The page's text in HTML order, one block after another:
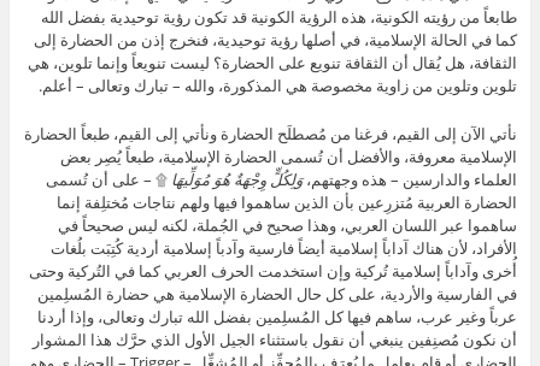
طابعاً من رؤيته الكونية، هذه الرؤية الكونية قد تكون رؤية توحيدية بفضل الله
كما في الحالة الإسلامية، في أصلها رؤية توحيدية، فنخرج إذن من الحضارة إلى
الثقافة، هل يُقال أن الثقافة تنويع على الحضارة؟ ليست تنويعاً وإنما تلوين، هي
تلوين وتلوين من زاوية مخصوصة هي المذكورة، والله – تبارك وتعالى – أعلم.
نأتي الآن إلى القيم، فرغنا من مُصطلَح الحضارة ونأتي إلى القيم، طبعاً الحضارة
الإسلامية معروفة، والأفضل أن تُسمى الحضارة الإسلامية، طبعاً يُصِر بعض
العلماء والدارسين – هذه وجهتهم،وَلِكُلٍّ وِجْهَةٌ هُوَ مُوَلِّيهَا ۩ – على أن تُسمى
الحضارة العربية مُتزرِعين بأن الذين ساهموا فيها ولهم نتاجات مُختلِفة إنما
ساهموا عبر اللسان العربي، وهذا صحيح في الجُملة، لكنه ليس صحيحاً في
الأفراد، لأن هناك آداباً إسلامية أيضاً فارسية وآدباً إسلامية أردية كُتِبَت بلُغات
أُخرى وآداباً إسلامية تُركية وإن استخدمت الحرف العربي كما في التُركية وحتى
في الفارسية والأردية، على كل حال الحضارة الإسلامية هي حضارة المُسلِمين
عرباً وغير عرب، ساهم فيها كل المُسلِمين بفضل الله تبارك وتعالى، وإذا أردنا
أن نكون مُصنِفين ينبغي أن نقول باستثناء الجيل الأول الذي حرَّك هذا المشوار